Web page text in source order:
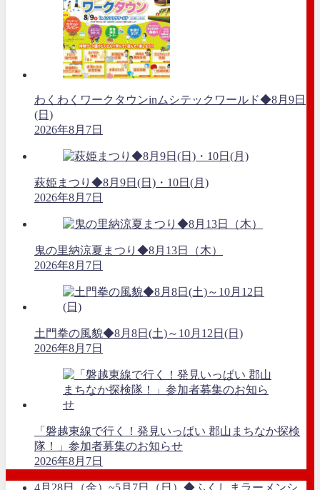
わくわくワークタウンinムシテックワールド◆8月9日
(日)
2026年8月7日
萩姫まつり◆8月9日(日)・10日(月)
2026年8月7日
鬼の里納涼夏まつり◆8月13日（木）
2026年8月7日
土門拳の風貌◆8月8日(土)～10月12日(日)
2026年8月7日
「磐越東線で行く！発見いっぱい 郡山まちなか探検
隊！」参加者募集のお知らせ
2026年8月7日
4月28日（金）~5月7日（日）◆ふくしまラーメンシ